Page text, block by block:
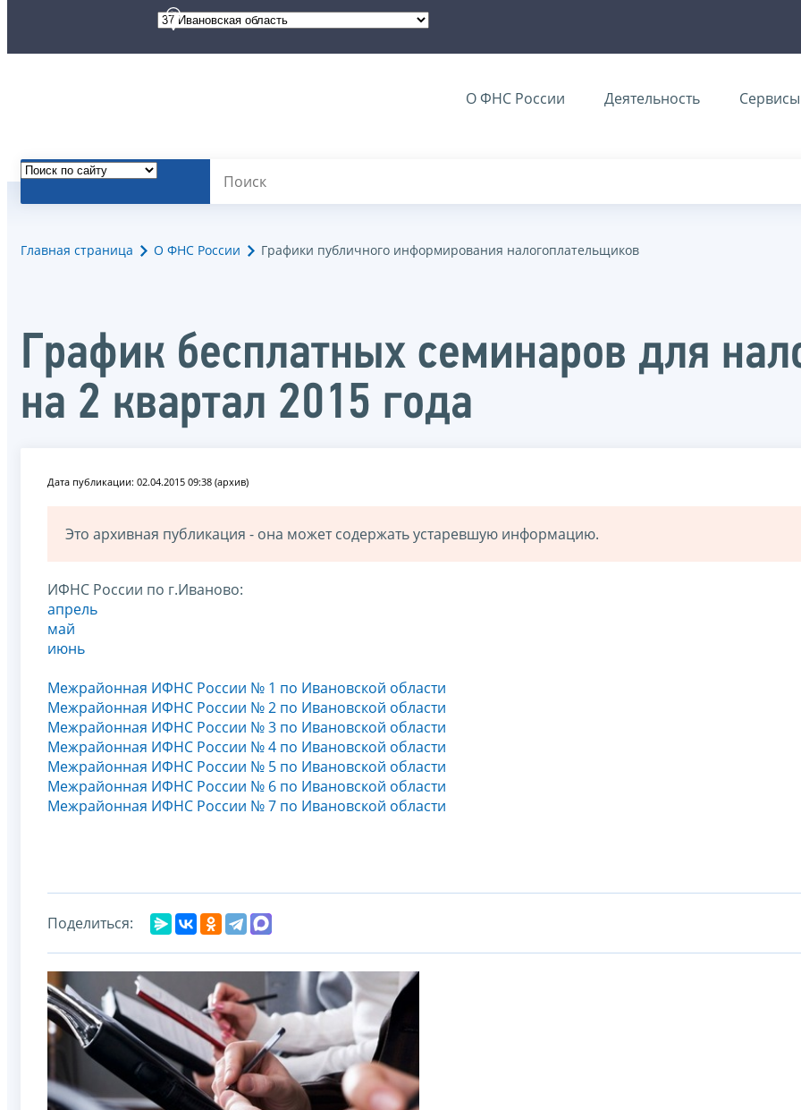
О ФНС России Деятельность Сервисы
Главная страница О ФНС России Графики публичного информирования налогоплательщиков
График бесплатных семинаров для
на 2 квартал 2015 года
Дата публикации: 02.04.2015 09:38 (архив)
Это архивная публикация - она может содержать устаревшую информацию.
ИФНС России по г.Иваново:
апрель
май
июнь
Межрайонная ИФНС России № 1 по Ивановской области
Межрайонная ИФНС России № 2 по Ивановской области
Межрайонная ИФНС России № 3 по Ивановской области
Межрайонная ИФНС России № 4 по Ивановской области
Межрайонная ИФНС России № 5 по Ивановской области
Межрайонная ИФНС России № 6 по Ивановской области
Межрайонная ИФНС России № 7 по Ивановской области
Поделиться: